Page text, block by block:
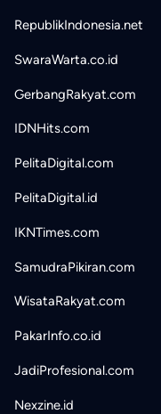
RepublikIndonesia.net
SwaraWarta.co.id
GerbangRakyat.com
IDNHits.com
PelitaDigital.com
PelitaDigital.id
IKNTimes.com
SamudraPikiran.com
WisataRakyat.com
PakarInfo.co.id
JadiProfesional.com
Nexzine.id